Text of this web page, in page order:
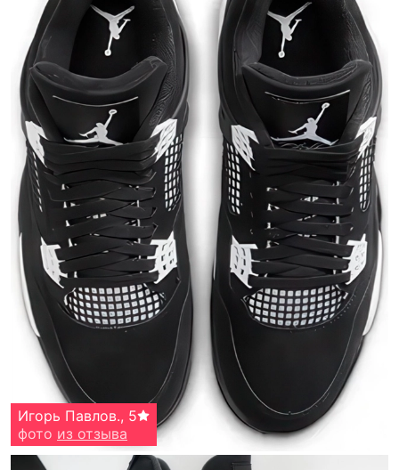
Игорь Павлов., 5
фото из отзыва